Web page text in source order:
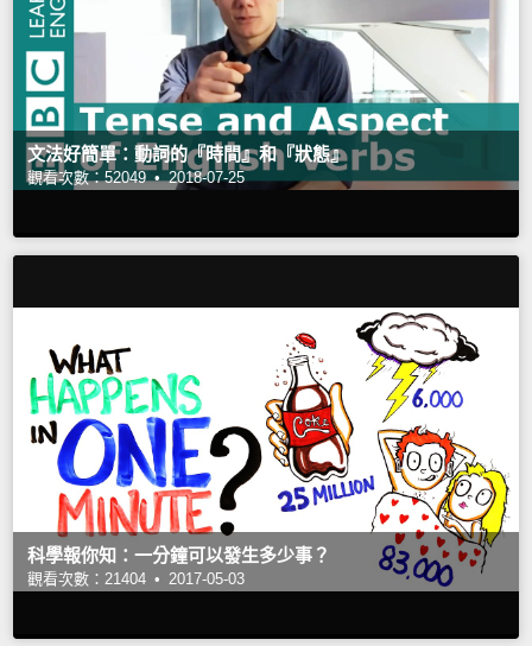
文法好簡單：動詞的『時間』和『狀態』
觀看次數：52049 • 2018-07-25
科學報你知：一分鐘可以發生多少事？
觀看次數：21404 • 2017-05-03